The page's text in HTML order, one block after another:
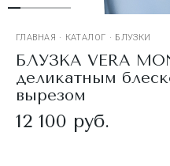
ГЛАВНАЯ · КАТАЛОГ · БЛУЗКИ
БЛУЗКА VERA
деликатным
вырезом
12 100 руб.